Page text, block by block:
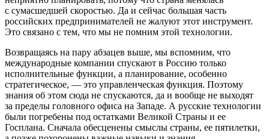
с сумасшедшей скоростью. Да и сейчас большая часть
российских предпринимателей не жалуют этот инструмент.
Это связано с тем, что мы не помним этой технологии.
Возвращаясь на пару абзацев выше, мы вспомним, что
международные компании спускают в Россию только
исполнительные функции, а планирование, особенно
стратегическое, — это управленческая функция. Поэтому
знания об этом сюда не спускаются, да и вообще не выходят
за пределы головного офиса на Западе. А русские технологии
были погребены под остатками Великой Страны и ее
Госплана. Сначала обесценены смыслы страны, ее пятилетки,